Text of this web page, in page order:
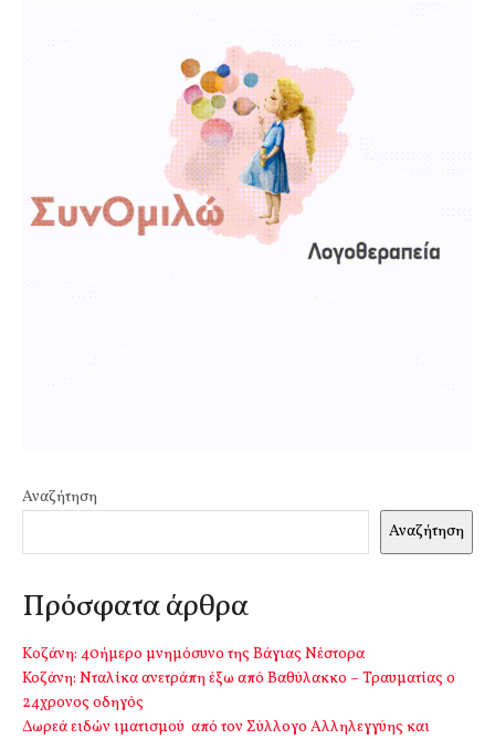
Αναζήτηση
Αναζήτηση
Πρόσφατα άρθρα
Kοζάνη: 40ήμερο μνημόσυνο της Βάγιας Νέστορα
Κοζάνη: Νταλίκα ανετράπη έξω από Βαθύλακκο – Τραυματίας ο
24χρονος οδηγός
Δωρεά ειδών ιματισμού από τον Σύλλογο Αλληλεγγύης και